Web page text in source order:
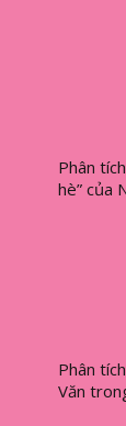
Phân
hè” của
Phân
Văn